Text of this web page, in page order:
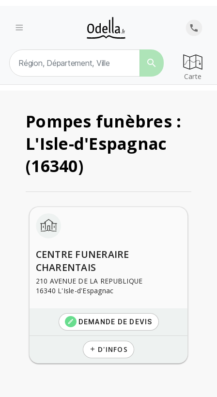
search
Carte
Pompes funèbres :
L'Isle-d'Espagnac
(16340)
CENTRE FUNERAIRE
CHARENTAIS
210 AVENUE DE LA REPUBLIQUE
16340 L'Isle-d'Espagnac
create DEMANDE DE DEVIS
add D'INFOS